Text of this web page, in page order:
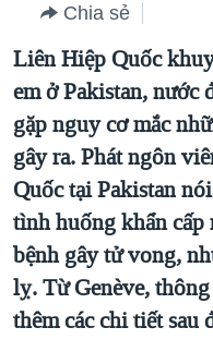
hướng
chính
Đi
tới
"Tìm"
DIỄN ĐÀN
MỤC
TỰ DO BÁO CHÍ
VẠCH TRẦN TIN GIẢ
NGƯỜI VIỆT HẢI NGOẠI
ĐỜI SỐNG
KINH TẾ
KHOA HỌC
SỨC KHOẺ
CHUYÊN ĐỀ
CHIẾN TRANH
TẠI
HÀNH TRÌNH BẦU CỬ
MỘT NĂM CHIẾN
GIẢI MÃ VÀNH ĐAI &
NGÀY TỊ NẠN THẾ GIỚI
HỌC TIẾNG ANH
VIDEO
NGHE
MẠNG XÃ HỘI
Chia sẻ
Liên Hiệp Quốc
em ở Pakistan, nước
gặp nguy cơ mắc
gây ra. Phát ngôn
Quốc tại Pakistan
tình huống khẩn cấp
bệnh gây tử vong,
lỵ. Từ Genève,
thêm các chi tiết sau